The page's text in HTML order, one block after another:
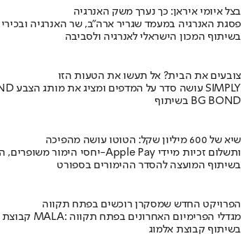
בצל איומי איראן: כך נערך משק האנרגיה
פסגת האנרגיה במעמד שגריר ארה"ב, שר האנרגיה
בשיתוף המכון הישראלי לאנרגיה ולסביבה
צובעים את הבית? אל תעשו את הטעות הזו
מומחה BG BOND עושה סדר על המדפים ומציג את מותג הצבע SIMPLY
בשיתוף BG BOND
שיא של 600 מיליון שקל: הטוטו עושה מהפיכה
יחסי הימור משופרים, הפקדות ב-Apple Pay ותשלום זכיות מיידי
בשיתוף המועצה להסדר ההימורים בספורט
הפרויקט החדש שמסקרן רוכשים בפתח תקווה
קבוצת אלמוג מציגה את פרויקט MALA: מגדלי הפרימיום האחרונים בפתח תקווה
בשיתוף קבוצת אלמוג